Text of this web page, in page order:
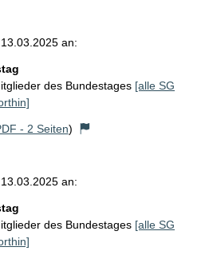
an:
des Bundestages [alle SG
- 2 Seiten)
an:
des Bundestages [alle SG